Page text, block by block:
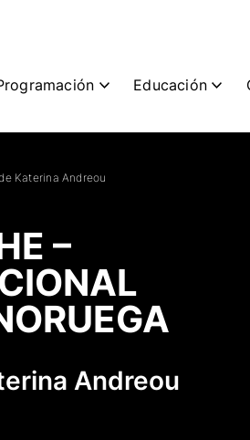
Educación
Katerina Andreou
–
Andreou